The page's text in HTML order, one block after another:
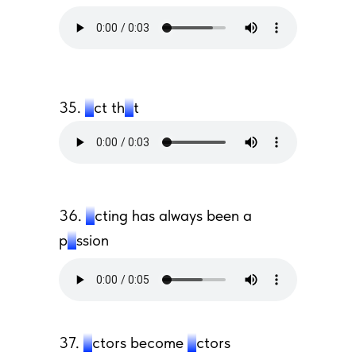
35. act that
36. acting has always been a
passion
37. actors become actors